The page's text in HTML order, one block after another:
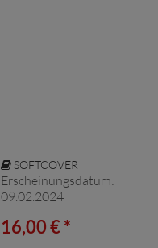
SOFTCOVER
Erscheinungsdatum:
09.02.2024
16,00 € *